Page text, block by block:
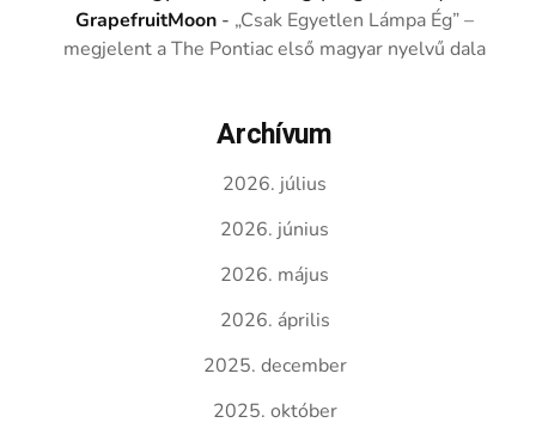
GrapefruitMoon - „Csak Egyetlen Lámpa Ég” –
megjelent a The Pontiac első magyar nyelvű dala
Archívum
2026. július
2026. június
2026. május
2026. április
2025. december
2025. október